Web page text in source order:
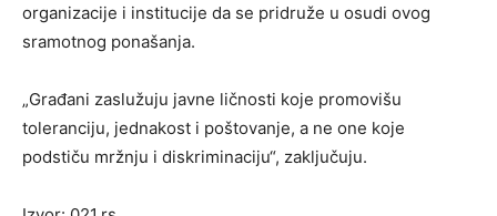
organizacije i institucije da se pridruže u osudi ovog
sramotnog ponašanja.
„Građani zaslužuju javne ličnosti koje promovišu
toleranciju, jednakost i poštovanje, a ne one koje
podstiču mržnju i diskriminaciju“, zaključuju.